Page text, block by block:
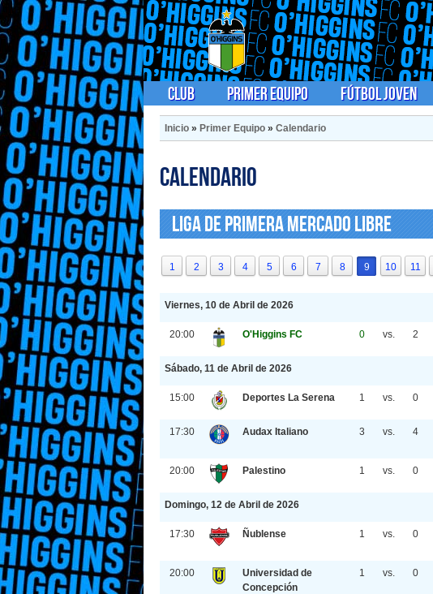
Club Primer Equipo Fútbol Joven
Inicio » Primer Equipo » Calendario
Calendario
Liga de Primera Mercado Libre
1 2 3 4 5 6 7 8 9 10 11
Viernes, 10 de Abril de 2026
20:00 O'Higgins FC 0 vs. 2
Sábado, 11 de Abril de 2026
15:00 Deportes La Serena 1 vs. 0
17:30 Audax Italiano 3 vs. 4
20:00 Palestino 1 vs. 0
Domingo, 12 de Abril de 2026
17:30 Ñublense 1 vs. 0
20:00
Universidad de
Concepción
1 vs. 0